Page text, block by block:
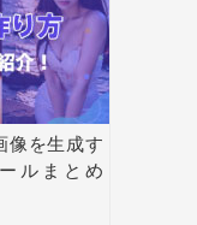
像を生成す
ルまとめ